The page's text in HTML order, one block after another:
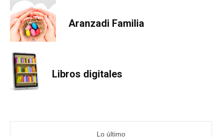
Aranzadi Familia
Libros digitales
Lo último